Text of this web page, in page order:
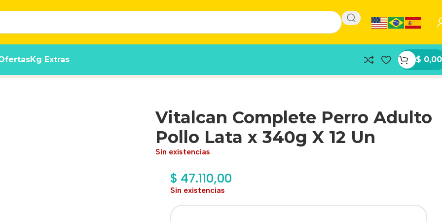
Kg Extras $ 0,00
340g X 12 Un
Vitalcan Complete Perro Adulto
Pollo Lata x 340g X 12 Un
Sin existencias
$ 47.110,00
Sin existencias